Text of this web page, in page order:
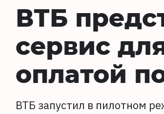
ВТБ
сервис
оплатой
ВТБ запустил в пилотном